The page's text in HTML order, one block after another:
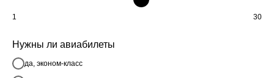
1 30
Нужны ли авиабилеты
да, эконом-класс